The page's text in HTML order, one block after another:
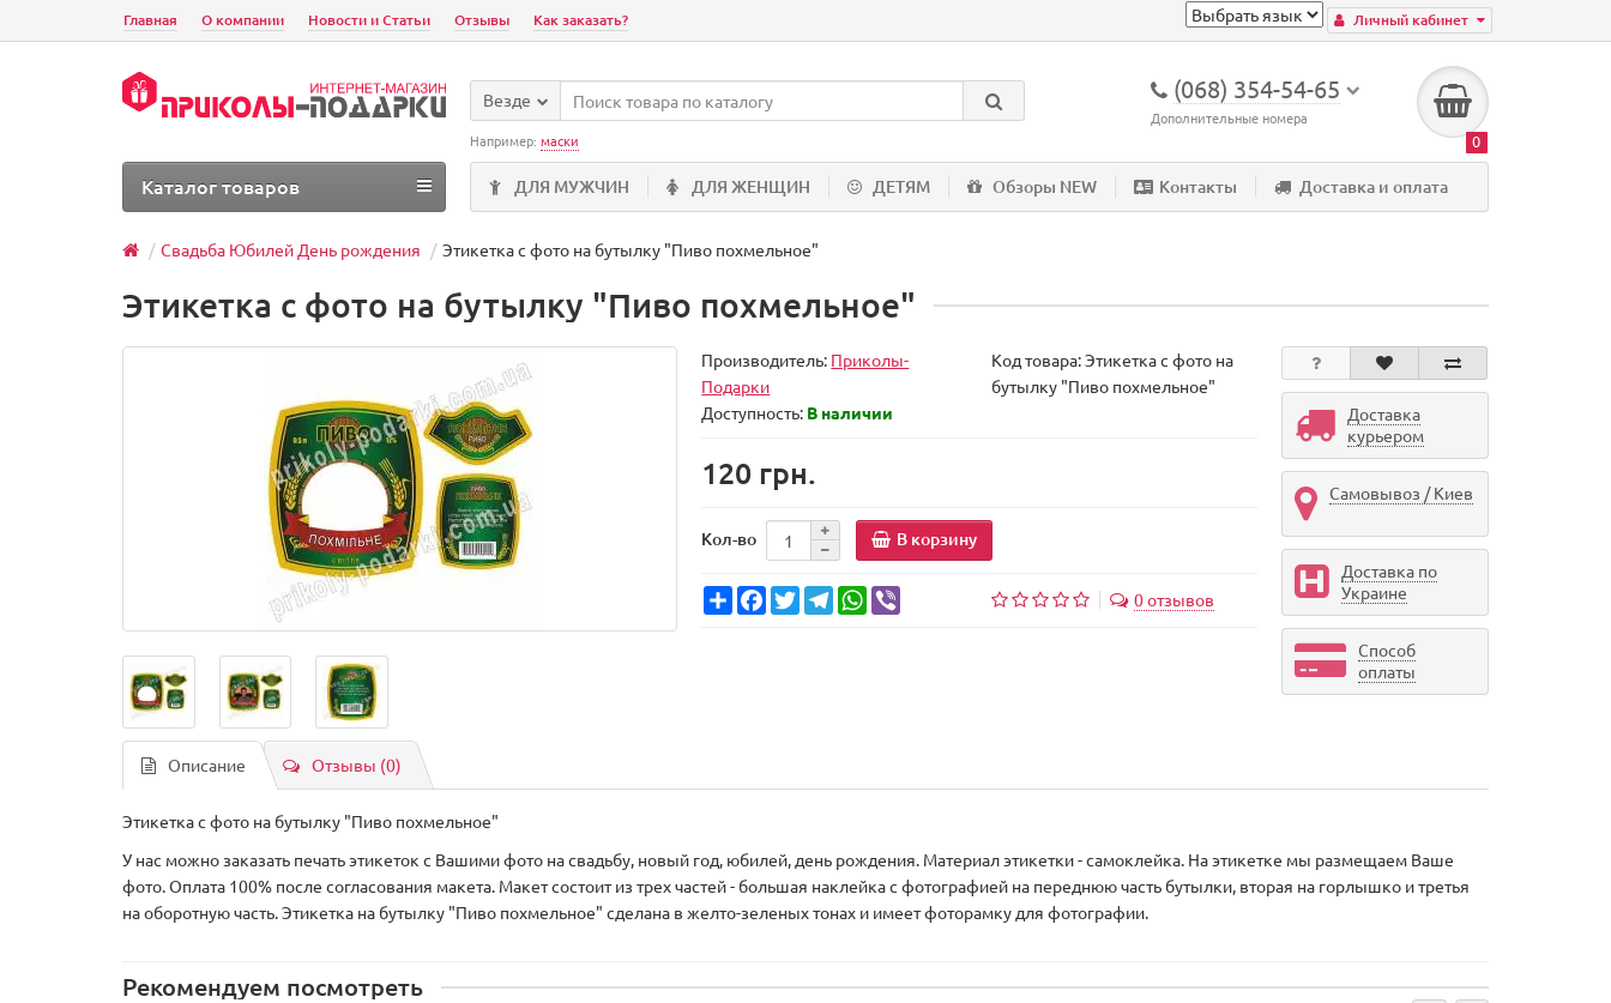
Личный кабинет
Главная О компании Новости и Статьи Отзывы Как заказать?
(068) 354-54-65
Дополнительные номера
0
Везде
Например: маски
ДЛЯ МУЖЧИН ДЛЯ ЖЕНЩИН ДЕТЯМ Обзоры NEW Контакты Доставка и оплата
Каталог товаров
Свадьба Юбилей День рождения Этикетка с фото на бутылку "Пиво похмельное"
Этикетка с фото на бутылку "Пиво похмельное"
Производитель: Приколы-
Подарки
Код товара:Этикетка с фото на
бутылку "Пиво похмельное"
Доступность: В наличии
120 грн.
Кол-во В корзину
ShareFacebook
TwitterTelegramWhatsApp 0 отзывов
Доставка
курьером
Самовывоз / Киев
Доставка по
Украине
Способ
оплаты
Описание Отзывы (0)
Этикетка с фото на бутылку "Пиво похмельное"
У нас можно заказать печать этикеток с Вашими фото на свадьбу, новый год, юбилей, день рождения. Материал этикетки - самоклейка. На этикетке мы размещаем Ваше
фото. Оплата 100% после согласования макета. Макет состоит из трех частей - большая наклейка с фотографией на переднюю часть бутылки, вторая на горлышко и третья
на оборотную часть. Этикетка на бутылку "Пиво похмельное" сделана в желто-зеленых тонах и имеет фоторамку для фотографии.
Рекомендуем посмотреть